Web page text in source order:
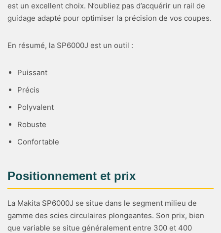
est un excellent choix. N’oubliez pas d’acquérir un rail de
guidage adapté pour optimiser la précision de vos coupes.
En résumé, la SP6000J est un outil :
Puissant
Précis
Polyvalent
Robuste
Confortable
Positionnement et prix
La Makita SP6000J se situe dans le segment milieu de
gamme des scies circulaires plongeantes. Son prix, bien
que variable se situe généralement entre 300 et 400